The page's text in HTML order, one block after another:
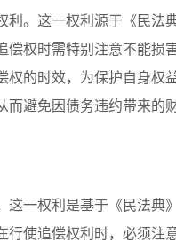
利。这一权利源于《民法
偿权时需特别注意不能损
的时效，为保护自身权
避免因债务违约带来的
这一权利是基于《民法典
行使追偿权利时，必须注